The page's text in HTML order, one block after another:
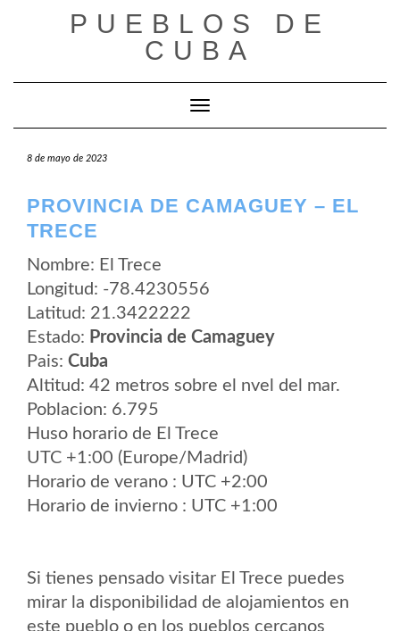
PUEBLOS DE
CUBA
Cambiar modo de navegación
8 de mayo de 2023
PROVINCIA DE CAMAGUEY – EL
TRECE
Nombre: El Trece
Longitud: -78.4230556
Latitud: 21.3422222
Estado: Provincia de Camaguey
Pais: Cuba
Altitud: 42 metros sobre el nvel del mar.
Poblacion: 6.795
Huso horario de El Trece
UTC +1:00 (Europe/Madrid)
Horario de verano : UTC +2:00
Horario de invierno : UTC +1:00
Si tienes pensado visitar El Trece puedes
mirar la disponibilidad de alojamientos en
este pueblo o en los pueblos cercanos